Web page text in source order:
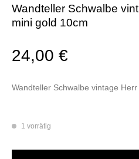
Print:
Poster&Notizbücher
Strudia-Kampfkunst
für den Kopf
Wandteller Schwalbe
mini gold 10cm
24,00€
Wandteller Schwalbe vintage
1 vorrätig